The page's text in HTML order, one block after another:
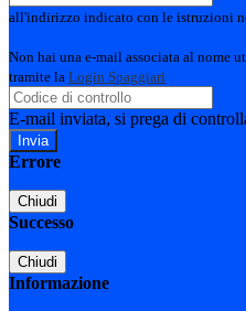
all'indirizzo indicato con le istruzioni
Non hai una e-mail associata al nome
tramite la Login Spaggiari
E-mail inviata, si prega di
Errore
Chiudi
Successo
Chiudi
Informazione